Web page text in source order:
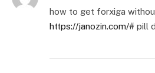
how to get forxiga
https://janozin.com/# pill